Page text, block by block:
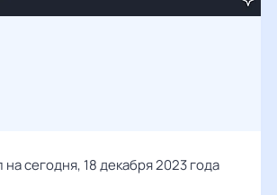
на сегодня, 18 декабря 2023 года